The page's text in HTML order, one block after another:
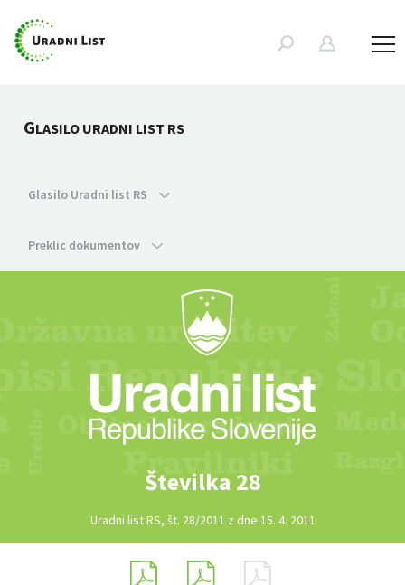
GLASILO URADNI LIST RS
Glasilo Uradni list RS
Preklic dokumentov
Številka 28
Uradni list RS, št. 28/2011 z dne 15. 4. 2011